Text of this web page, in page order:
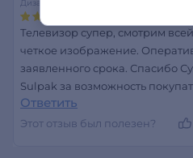
Дизайн
Телевизор супер, смотрим
четкое изображение.
заявленного срока. Спасибо
Sulpak за возможность
Ответить
Этот отзыв был полезен?